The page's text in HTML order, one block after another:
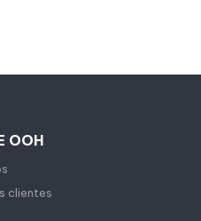
OOH
clientes